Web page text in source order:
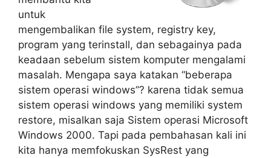
untuk
mengembalikan file system, registry key,
program yang terinstall, dan sebagainya pada
keadaan sebelum sistem komputer mengalami
masalah. Mengapa saya katakan “beberapa
sistem operasi windows”? karena tidak semua
sistem operasi windows yang memiliki system
restore, misalkan saja Sistem operasi Microsoft
Windows 2000. Tapi pada pembahasan kali ini
kita hanya memfokuskan SysRest yang